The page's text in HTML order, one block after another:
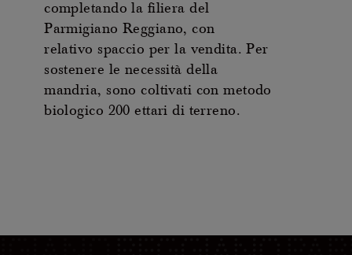
completando la filiera del
Parmigiano Reggiano, con
relativo spaccio per la vendita. Per
sostenere le necessità della
mandria, sono coltivati con metodo
biologico 200 ettari di terreno.